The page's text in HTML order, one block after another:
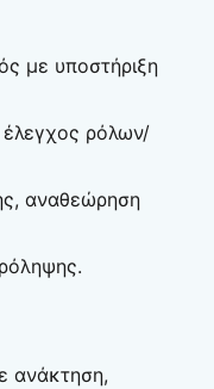
με υποστήριξη
ρόλων/
αναθεώρηση
ανάκτηση,